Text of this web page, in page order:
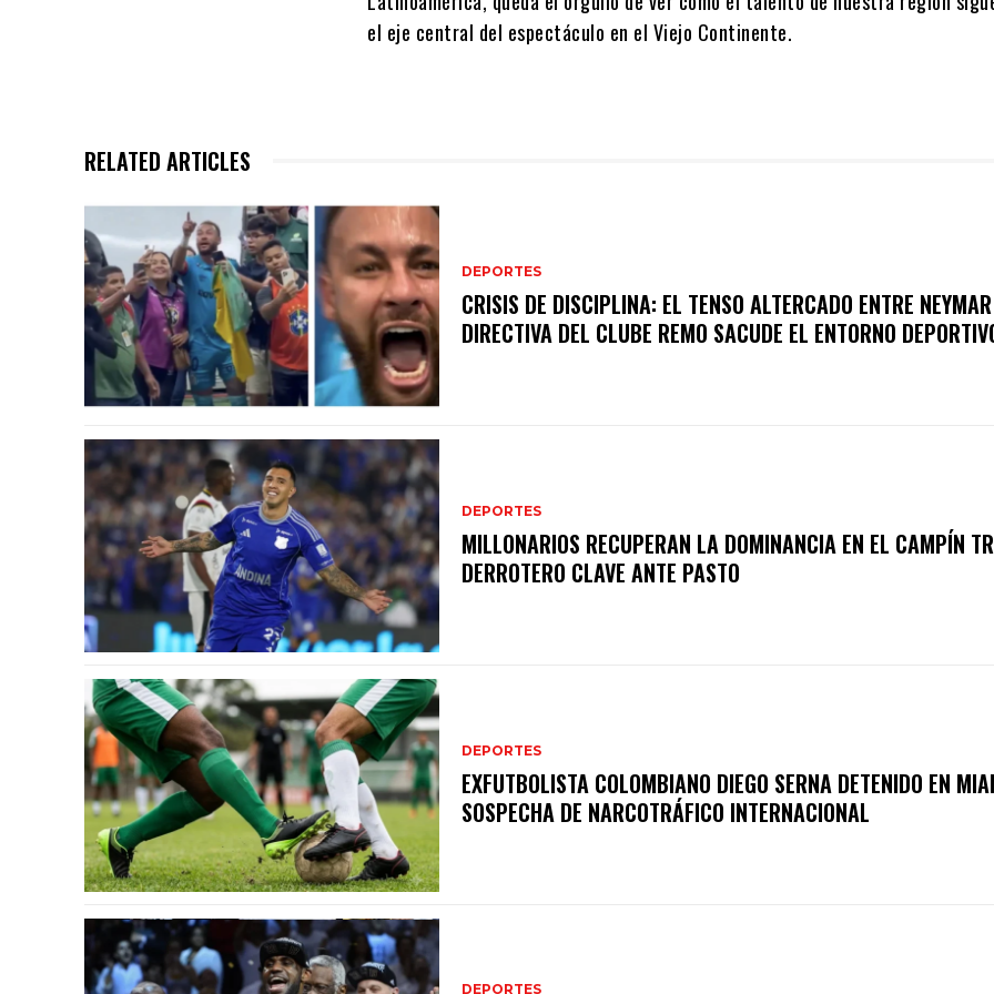
el eje central del espectáculo en el Viejo Continente.
RELATED ARTICLES
DEPORTES
CRISIS DE DISCIPLINA: EL TENSO ALTERCADO ENTRE
DIRECTIVA DEL CLUBE REMO SACUDE EL ENTORNO
DEPORTES
MILLONARIOS RECUPERAN LA DOMINANCIA EN EL CAMPÍN
DERROTERO CLAVE ANTE PASTO
DEPORTES
EXFUTBOLISTA COLOMBIANO DIEGO SERNA DETENIDO EN
SOSPECHA DE NARCOTRÁFICO INTERNACIONAL
DEPORTES